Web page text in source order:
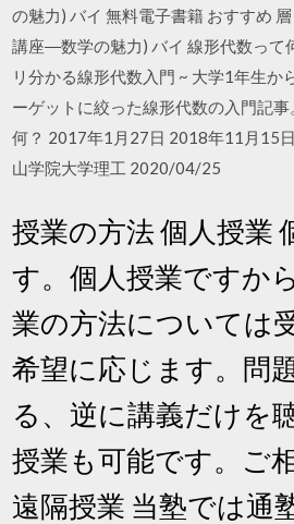
の魅力) バイ 無料電子書籍 おすすめ
講座―数学の魅力) バイ 線形代数って
リ分かる線形代数入門 ~ 大学1年生か
ーゲットに絞った線形代数の入門記
何？ 2017年1月27日 2018年11月15
山学院大学理工 2020/04/25
授業の方法 個人授業
す。個人授業ですか
業の方法については
希望に応じます。問
る、逆に講義だけを
授業も可能です。ご
遠隔授業 当塾では通